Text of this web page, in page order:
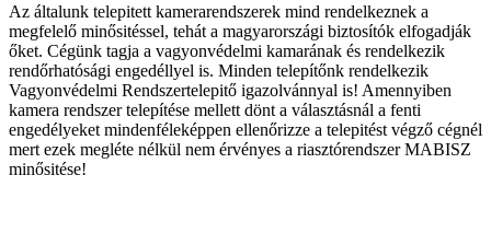
Az általunk telepitett kamerarendszerek mind rendelkeznek a
megfelelő minősitéssel, tehát a magyarországi biztosítók elfogadják
őket. Cégünk tagja a vagyonvédelmi kamarának és rendelkezik
rendőrhatósági engedéllyel is. Minden telepítőnk rendelkezik
Vagyonvédelmi Rendszertelepitő igazolvánnyal is! Amennyiben
kamera rendszer telepítése mellett dönt a választásnál a fenti
engedélyeket mindenféleképpen ellenőrizze a telepitést végző cégnél
mert ezek megléte nélkül nem érvényes a riasztórendszer MABISZ
minősitése!